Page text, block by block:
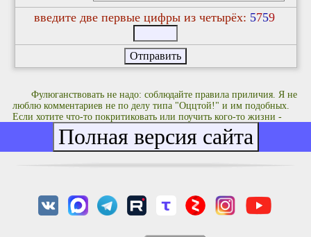
введите две первые цифры из четырёх: 5759
Фулюганствовать не надо: соблюдайте правила приличия. Я не
люблю комментариев не по делу типа "Оццтой!" и им подобных.
Если хотите что-то покритиковать или поучить кого-то жизни -
делайте это с чувством, с толком и с расстановкой.